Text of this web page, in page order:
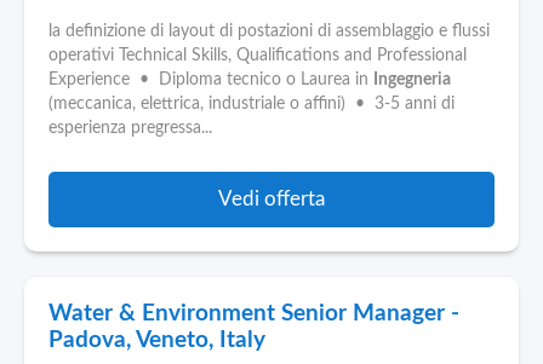
la definizione di layout di postazioni di assemblaggio e flussi
operativi Technical Skills, Qualifications and Professional
Experience • Diploma tecnico o Laurea in
Ingegneria
(meccanica, elettrica, industriale o affini) • 3-5 anni di
esperienza pregressa...
Vedi offerta
Water & Environment Senior Manager -
Padova, Veneto, Italy